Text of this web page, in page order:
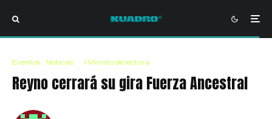
Eventos Noticias · 1 Minuto de lectura
Reyno cerrará su gira Fuerza Ancestral